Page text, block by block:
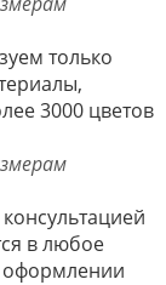
только
3000 цветов
в любое
оформлении